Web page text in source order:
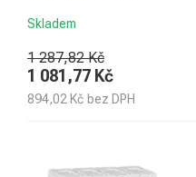
Skladem
1 287,82 Kč
1 081,77 Kč
894,02 Kč bez DPH